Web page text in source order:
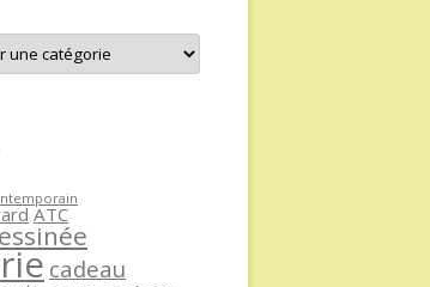
ATC
cadeau